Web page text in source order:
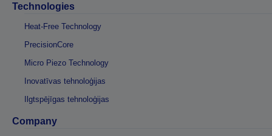
Technologies
Heat-Free Technology
PrecisionCore
Micro Piezo Technology
Inovatīvas tehnoloģijas
Ilgtspējīgas tehnoloģijas
Company